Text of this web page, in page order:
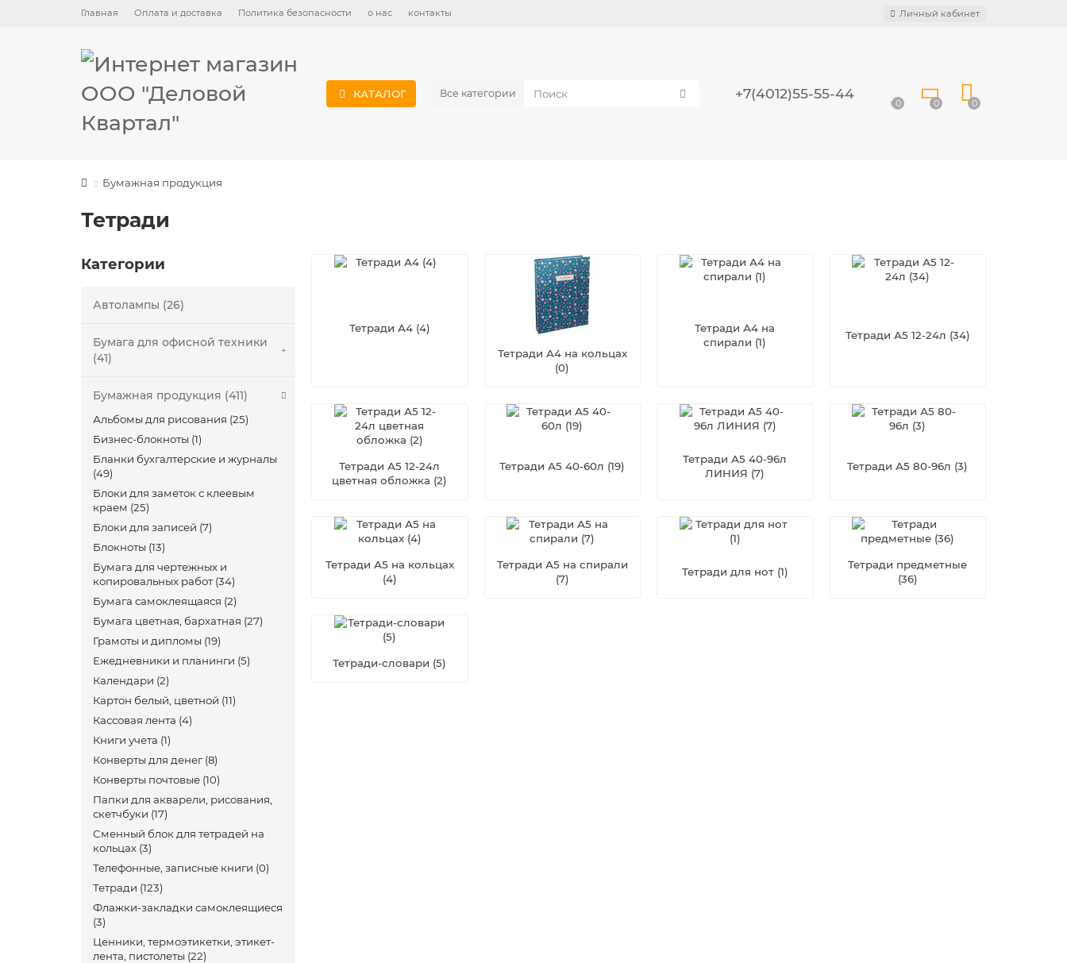
Главная Оплата и доставка Политика безопасности о нас контакты Личный кабинет
КАТАЛОГ Все категории +7(4012)55-55-44
0 0 0
Бумажная продукция
Тетради
Категории
Автолампы (26)
Бумага для офисной техники
(41)
Бумажная продукция (411)
Альбомы для рисования (25)
Бизнес-блокноты (1)
Бланки бухгалтерские и журналы
(49)
Блоки для заметок с клеевым
краем (25)
Блоки для записей (7)
Блокноты (13)
Бумага для чертежных и
копировальных работ (34)
Бумага самоклеящаяся (2)
Бумага цветная, бархатная (27)
Грамоты и дипломы (19)
Ежедневники и планинги (5)
Календари (2)
Картон белый, цветной (11)
Кассовая лента (4)
Книги учета (1)
Конверты для денег (8)
Конверты почтовые (10)
Папки для акварели, рисования,
скетчбуки (17)
Сменный блок для тетрадей на
кольцах (3)
Телефонные, записные книги (0)
Тетради (123)
Флажки-закладки самоклеящиеся
(3)
Ценники, термоэтикетки, этикет-
лента, пистолеты (22)
Тетради А4 (4)
Тетради А4 на кольцах
(0)
Тетради А4 на
спирали (1)
Тетради А5 12-24л (34)
Тетради А5 12-24л
цветная обложка (2)
Тетради А5 40-60л (19)
Тетради А5 40-96л
ЛИНИЯ (7)
Тетради А5 80-96л (3)
Тетради А5 на кольцах
(4)
Тетради А5 на спирали
(7)
Тетради для нот (1)
Тетради предметные
(36)
Тетради-словари (5)